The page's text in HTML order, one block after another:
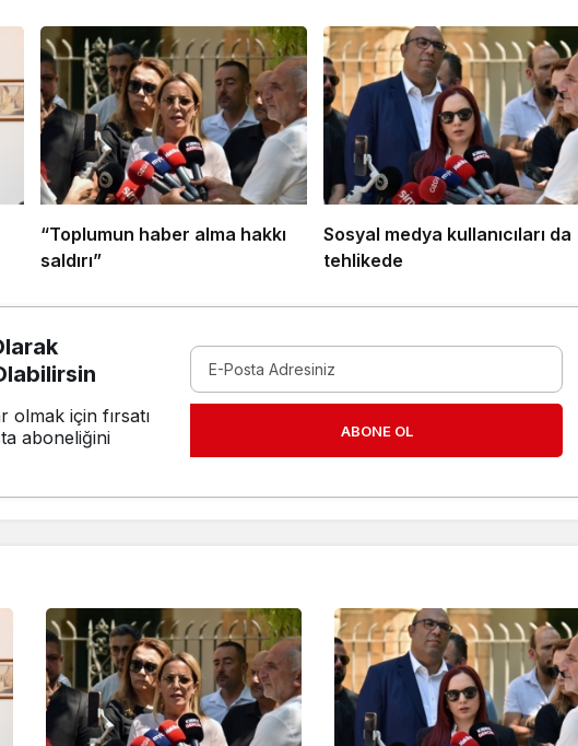
“Toplumun haber alma hakkı
saldırı”
Sosyal medya kullanıcıları da
tehlikede
olmak için fırsatı
aboneliğini
ABONE OL